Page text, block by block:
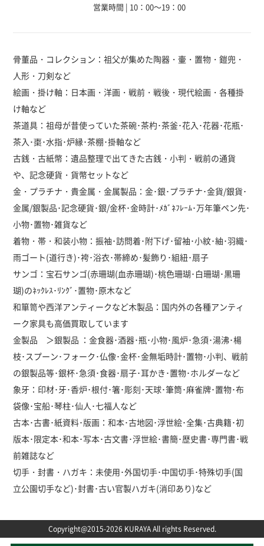
営業時間 | 10：00～19：00
骨董品・コレクション：祖父が集めた陶器・壷・置物・鎧兜・
人形・刀剣など
絵画・掛け軸：日本画・洋画・戦前・戦後・現代絵画・各種掛
け軸など
茶道具：祖母が昔使っていた茶碗･茶杓･茶釜･花入･花器･花瓶･
茶入･棗･水指･炉縁･茶棚･掛軸など
古銭・古紙幣：遺品整理で出てきた古銭・小判・戦前の通貨
や、記念硬貨・貨幣セットなど
金・プラチナ・貴金属・金属製品：金･銀･プラチナ･金貨/銀貨･
金属/銀製品･記念硬貨･銀/金杯･金時計･ﾒｶﾞﾈﾌﾚｰﾑ･万年筆ペン先･
小物･置物･雑貨など
着物・帯・和装小物：振袖･訪問着･附下げ･留袖･小紋･紬･羽織･
雨ゴート(道行き)･袴･浴衣･帯締め･髪飾り･組紐･扇子
サンゴ：宝石サンゴ(赤珊瑚(血赤珊瑚)･桃色珊瑚･白珊瑚･黒珊
瑚)のﾈｯｸﾚｽ･ﾘﾝｸﾞ･置物･原木など
和箪笥や西洋アンティークなど木製品：国内外の各種アンティ
ーク家具も高価買取しています
金製品 ＞銀製品 ：金食器･酒器･瓶･小物･風炉･急須･湯沸･楊
枝･スプーン･フォーク･仏像･金杯･金無垢時計･置物･小判、戦前
の銀製品等･銀杯･急須･食器･扇子･耳かき･置物･ホルダーなど
象牙：印材･牙･香炉･根付･箸･彫刻･天球･筆筒･麻雀牌･置物･布
袋像･宝船･琴柱･仙人･七福人など
古本･古書･紙資料･版画：和本･古地図･浮世絵･全集･古典籍･初
版本･限定本･和本･写本･古文書･浮世絵･書簡･歴史書･専門書･戦
前雑誌など
切手・封書・ハガキ：未使用･外国切手･中国切手･特殊切手(国
立公園切手など)･封書･古い官製ハガキ(消印あり)など
Copyright@2015-2026 KURAYA All rights Reserved.